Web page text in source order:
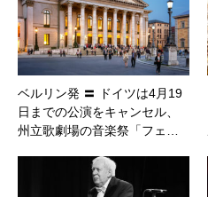
ベルリン発 〓 ドイツは4月19
日までの公演をキャンセル、
州立歌劇場の音楽祭「フェ…